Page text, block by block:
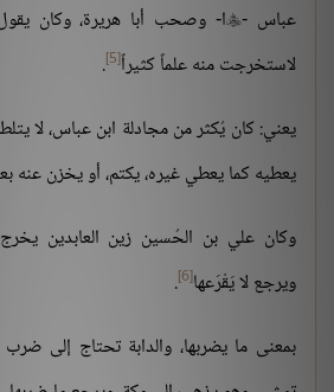
عباس -ا- وصحب أبا هريرة، وكان
لاستخرجت منه علماً كثيراً[5]
.
يعني: كان يُكثر من مجادلة ابن عباس، لا
يعطيه كما يعطي غيره، يكتم، أو يخزن عنه
وكان علي بن الحُسين زين العابدين
ويرجع لا يَقْرَعها[6]
.
بمعنى ما يضربها، والدابة تحتاج إلى